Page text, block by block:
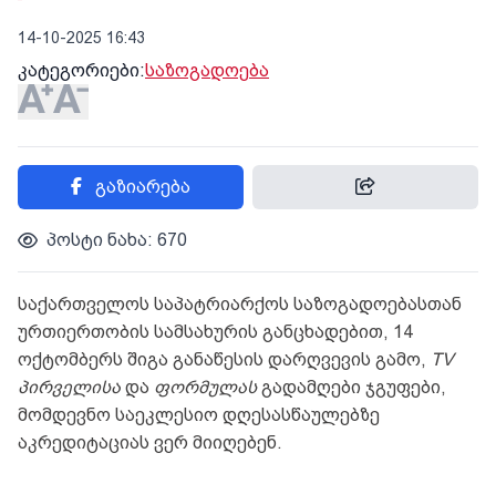
14-10-2025 16:43
კატეგორიები:საზოგადოება
გაზიარება
პოსტი ნახა: 670
საქართველოს საპატრიარქოს საზოგადოებასთან
ურთიერთობის სამსახურის განცხადებით, 14
ოქტომბერს შიგა განაწესის დარღვევის გამო, TV
პირველისა და ფორმულასგადამღები ჯგუფები,
მომდევნო საეკლესიო დღესასწაულებზე
აკრედიტაციას ვერ მიიღებენ.